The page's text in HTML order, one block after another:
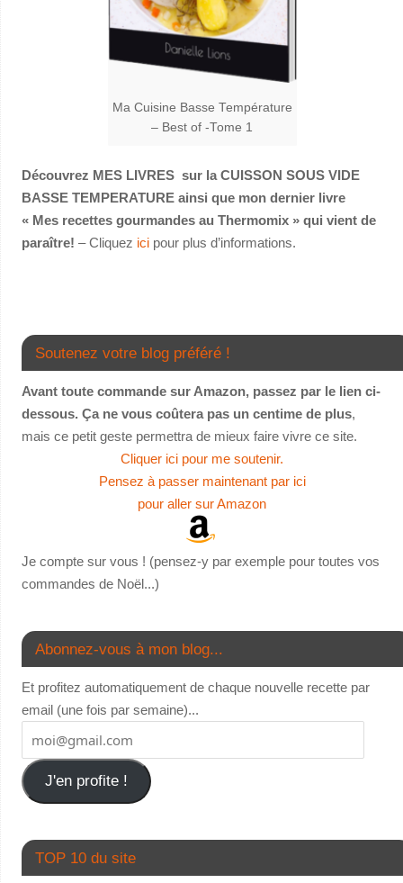
Ma Cuisine Basse Température
– Best of -Tome 1
Découvrez MES LIVRES sur la CUISSON SOUS VIDE
BASSE TEMPERATURE ainsi que mon dernier livre
« Mes recettes gourmandes au Thermomix » qui vient de
paraître! – Cliquez icipour plus d’informations.
Soutenez votre blog préféré !
Avant toute commande sur Amazon, passez par le lien ci-
dessous. Ça ne vous coûtera pas un centime de plus,
mais ce petit geste permettra de mieux faire vivre ce site.
Cliquer ici pour me soutenir.
Pensez à passer maintenant par ici
pour aller sur Amazon
Je compte sur vous ! (pensez-y par exemple pour toutes vos
commandes de Noël...)
Abonnez-vous à mon blog...
Et profitez automatiquement de chaque nouvelle recette par
email (une fois par semaine)...
J'en profite !
TOP 10 du site